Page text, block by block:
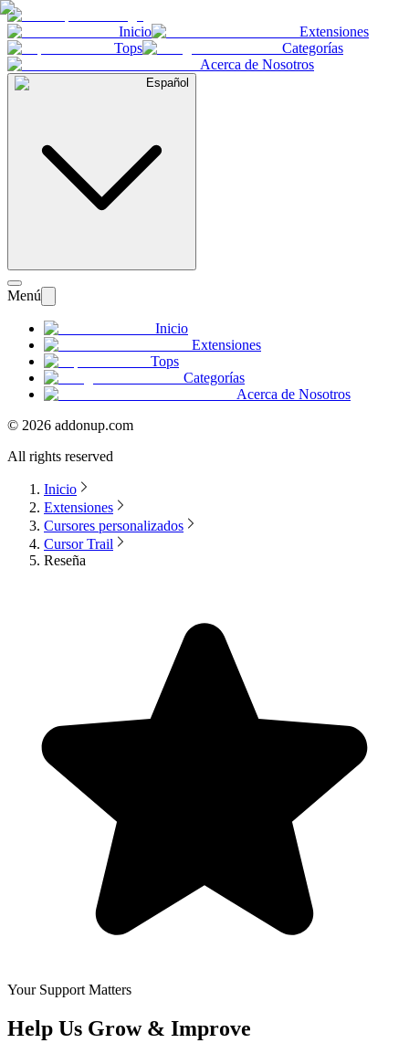
Inicio
Extensiones
Tops
Categorías
Acerca de Nosotros
Español
Menú
Inicio
Extensiones
Tops
Categorías
Acerca de Nosotros
© 2026 addonup.com
All rights reserved
Inicio
Extensiones
Cursores personalizados
Cursor Trail
Reseña
Your Support Matters
Help Us Grow & Improve